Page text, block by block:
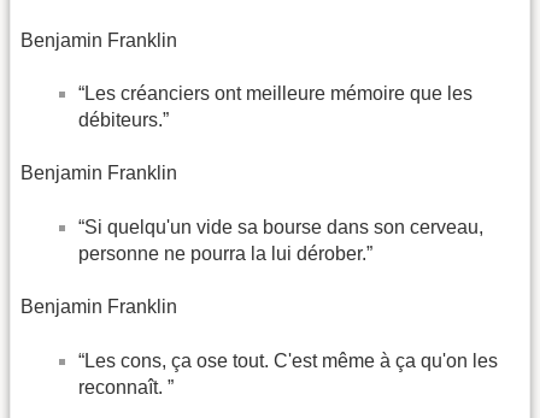
Benjamin Franklin
“Les créanciers ont meilleure mémoire que les
débiteurs.”
Benjamin Franklin
“Si quelqu'un vide sa bourse dans son cerveau,
personne ne pourra la lui dérober.”
Benjamin Franklin
“Les cons, ça ose tout. C'est même à ça qu'on les
reconnaît. ”